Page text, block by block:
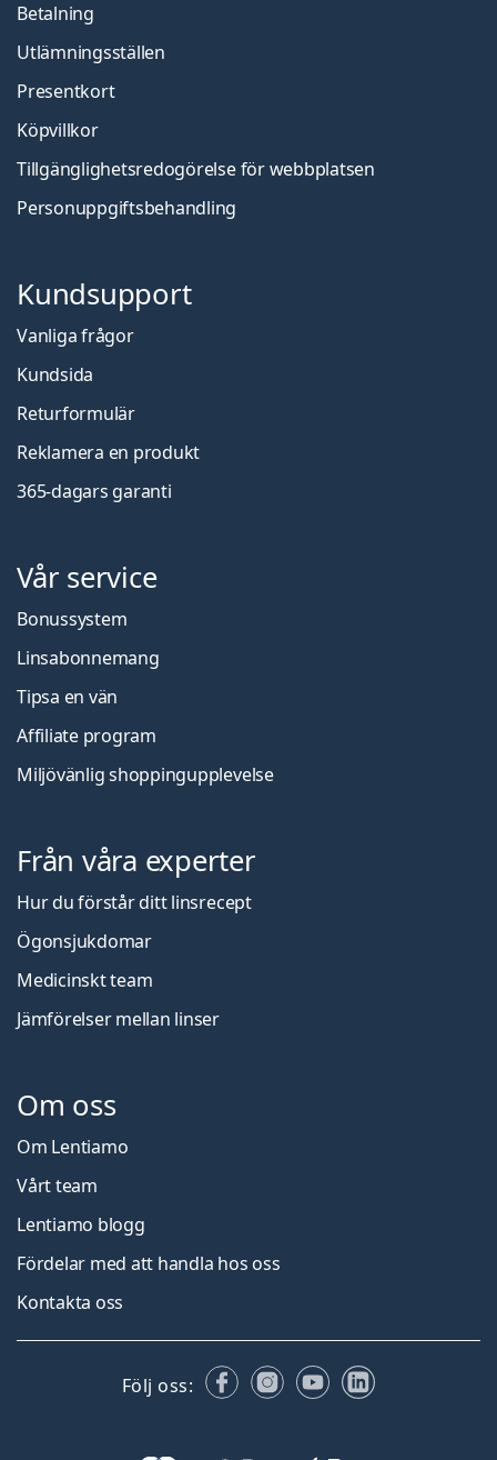
Betalning
Utlämningsställen
Presentkort
Köpvillkor
Tillgänglighetsredogörelse för webbplatsen
Personuppgiftsbehandling
Kundsupport
Vanliga frågor
Kundsida
Returformulär
Reklamera en produkt
365-dagars garanti
Vår service
Bonussystem
Linsabonnemang
Tipsa en vän
Affiliate program
Miljövänlig shoppingupplevelse
Från våra experter
Hur du förstår ditt linsrecept
Ögonsjukdomar
Medicinskt team
Jämförelser mellan linser
Om oss
Om Lentiamo
Vårt team
Lentiamo blogg
Fördelar med att handla hos oss
Kontakta oss
Följ oss: FacebookInstagram
YouTubeLinkedIn